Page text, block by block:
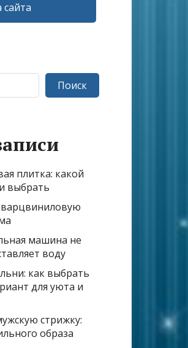
сайта
Поиск
плитка: какой
выбрать
машина не
воду
как выбрать
для уюта и
стрижку:
образа